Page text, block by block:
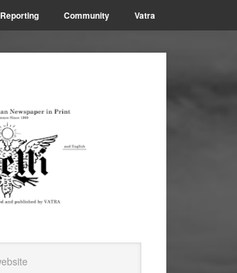
Reporting Community Vatra